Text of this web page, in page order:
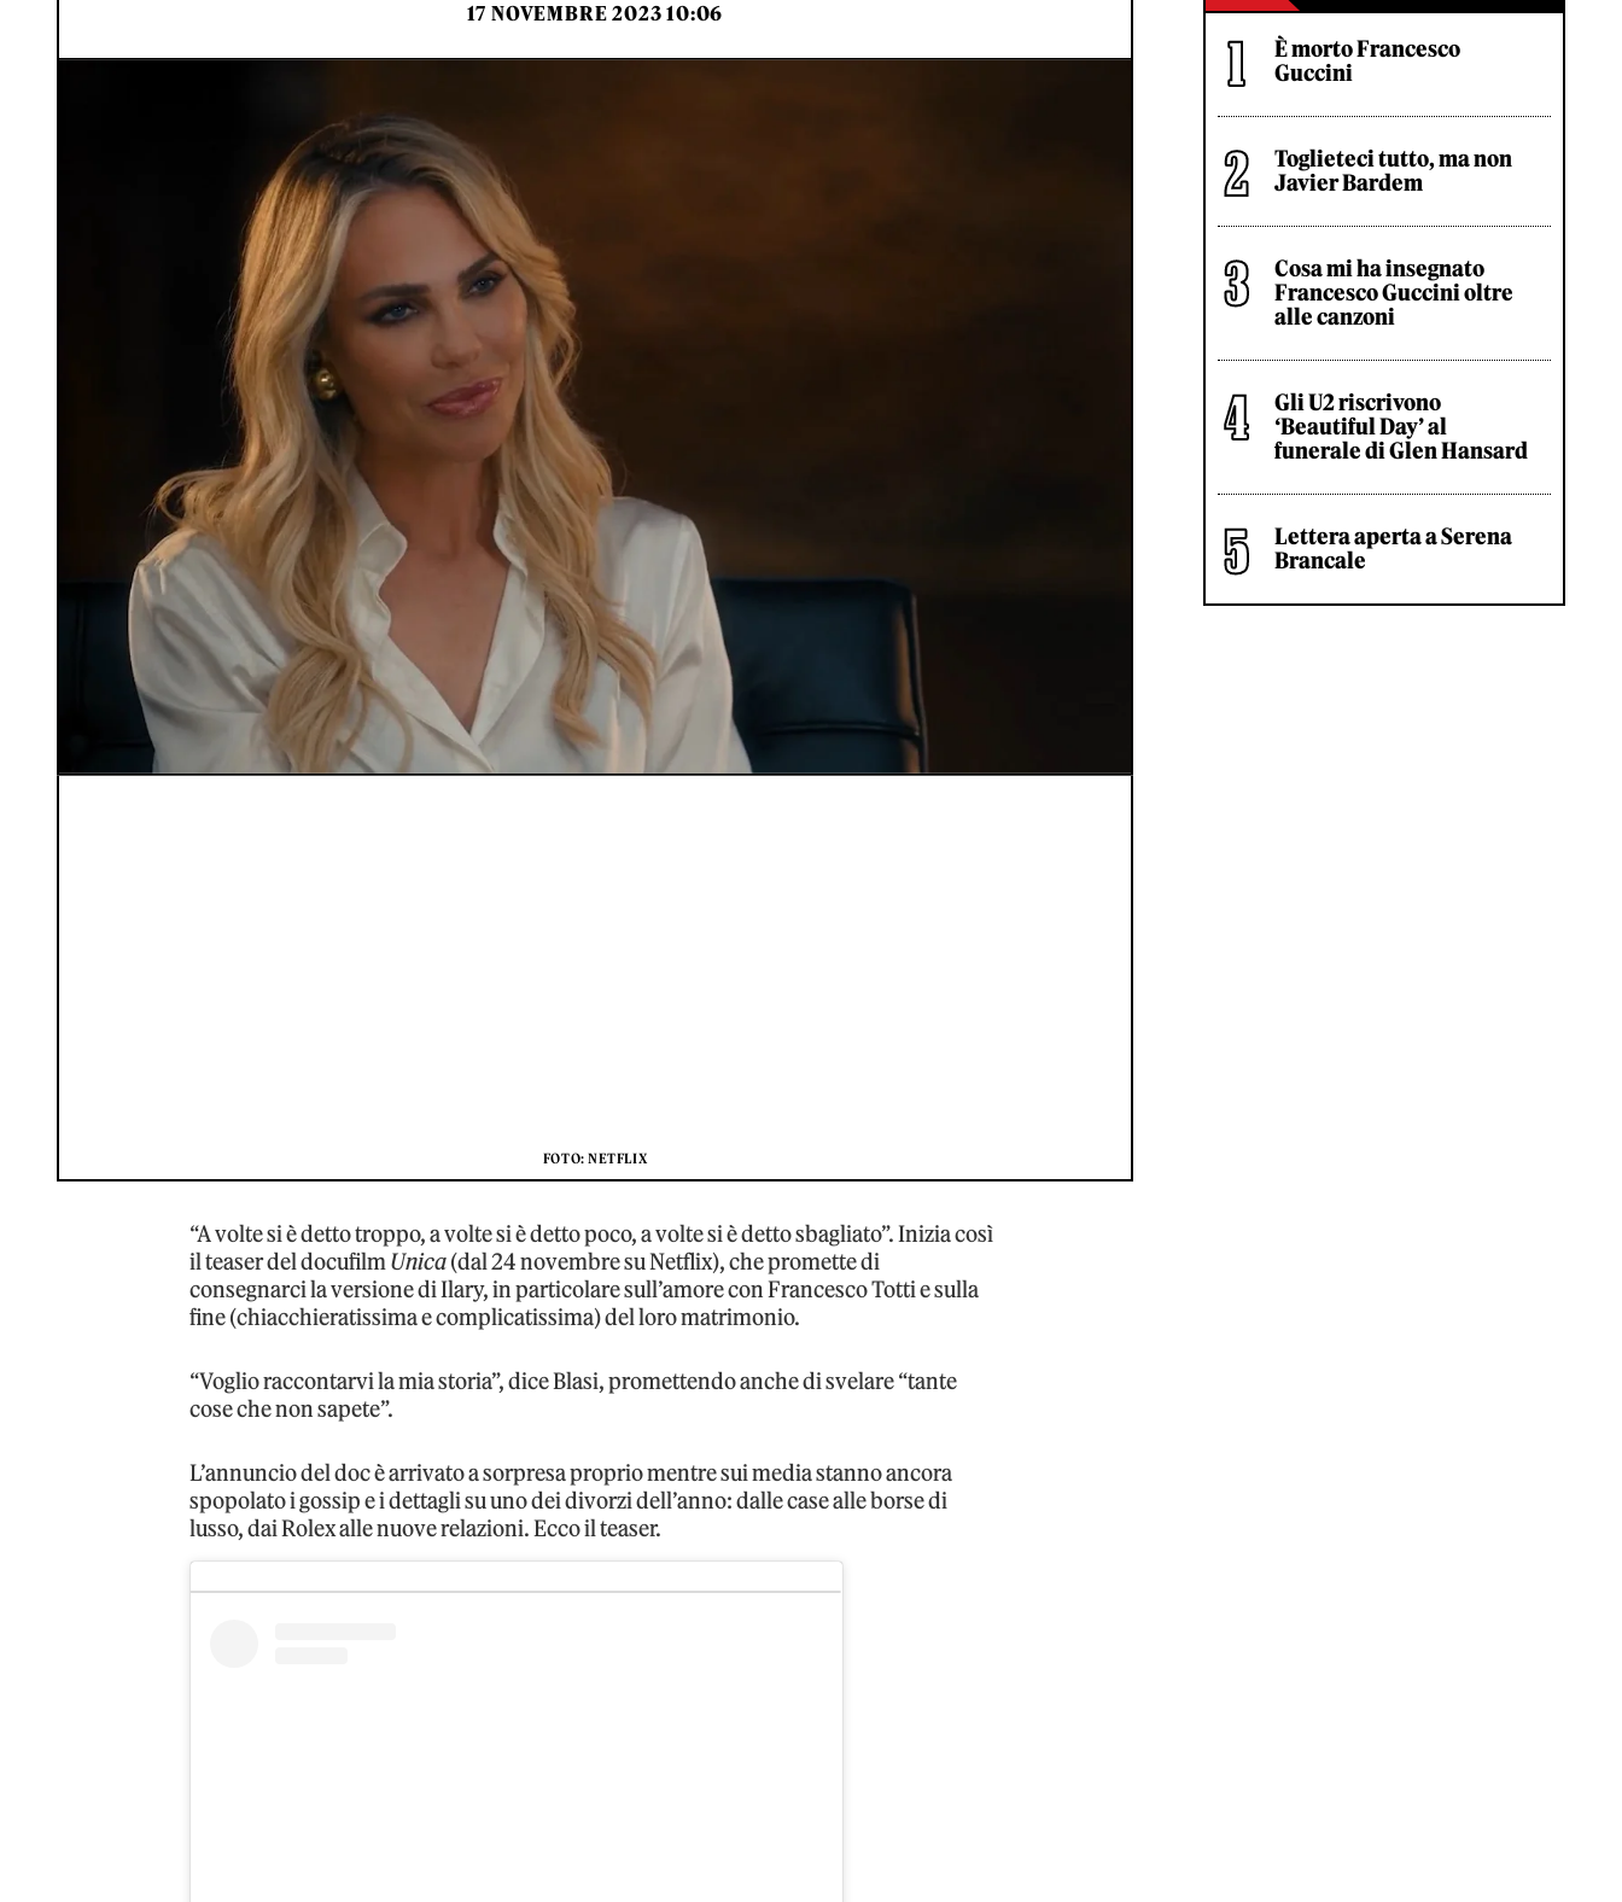
17 NOVEMBRE 2023 10:06
FOTO: NETFLIX
“A volte si è detto troppo, a volte si è detto poco, a volte si è detto sbagliato”. Inizia così
il teaser del docufilmUnica(dal 24 novembre su Netflix), che promette di
consegnarci la versione di Ilary, in particolare sull’amore con Francesco Totti e sulla
fine (chiacchieratissima e complicatissima) del loro matrimonio.
“Voglio raccontarvi la mia storia”, dice Blasi, promettendo anche di svelare “tante
cose che non sapete”.
L’annuncio del doc è arrivato a sorpresa proprio mentre sui media stanno ancora
spopolato i gossip e i dettagli su uno dei divorzi dell’anno: dalle case alle borse di
lusso, dai Rolex alle nuove relazioni. Ecco il teaser.
È morto Francesco
Guccini
Toglieteci tutto, ma non
Javier Bardem
Cosa mi ha insegnato
Francesco Guccini oltre
alle canzoni
Gli U2 riscrivono
‘Beautiful Day’ al
funerale di Glen Hansard
Lettera aperta a Serena
Brancale